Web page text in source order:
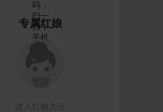
专属红娘
进入红娘大厅